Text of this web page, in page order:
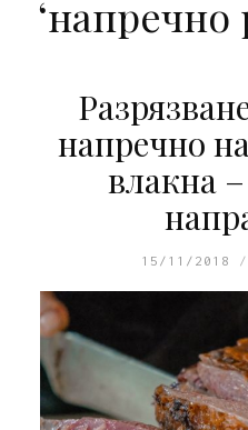
‘напречно
напречно
влакна
15/11/2018